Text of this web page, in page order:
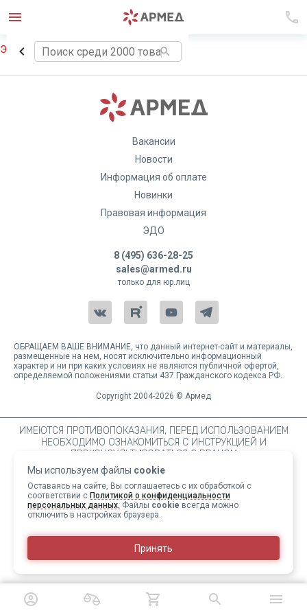
Элемент не найден!
Мы используем файлы cookie
Оставаясь на сайте, Вы соглашаетесь с их обработкой с
соответствии с Политикой о конфиденциальности
персональных данных. Файлы cookie всегда можно
отключить в настройках браузера.
Принять
Вакансии
Новости
Информация об оплате
Новинки
Правовая информация
ЭДО
8 (495) 636-28-25
sales@armed.ru
только для юр.лиц
ОБРАЩАЕМ ВАШЕ ВНИМАНИЕ, что данный интернет-сайт и материалы,
размещенные на нем, носят исключительно информационный
характер и ни при каких условиях не являются публичной офертой,
определяемой положениями статьи 437 Гражданского кодекса РФ.
Copyright 2004-2026 © Армед
ИМЕЮТСЯ ПРОТИВОПОКАЗАНИЯ, ПЕРЕД ИСПОЛЬЗОВАНИЕМ
НЕОБХОДИМО ОЗНАКОМИТЬСЯ С ИНСТРУКЦИЕЙ И
ПРОКОНСУЛЬТИРОВАТЬСЯ С ВРАЧОМ